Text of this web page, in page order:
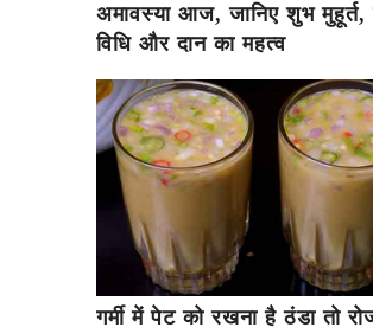
अमावस्या आज, जानिए शुभ मुहूर्त,
विधि और दान का महत्व
गर्मी में पेट को रखना है ठंडा तो